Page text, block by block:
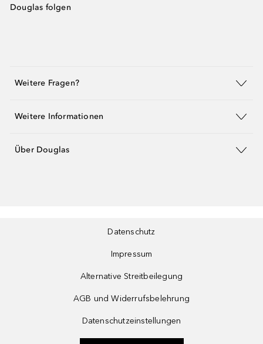
Douglas folgen
Weitere Fragen?
Weitere Informationen
Über Douglas
Datenschutz
Impressum
Alternative Streitbeilegung
AGB und Widerrufsbelehrung
Datenschutzeinstellungen